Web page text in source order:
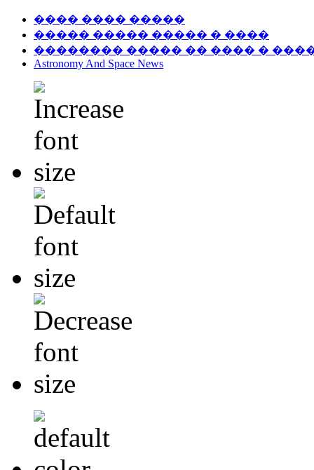
���� ���� �����
����� ����� ����� � ����
�������� ����� �� ���� �
Astronomy And Space News